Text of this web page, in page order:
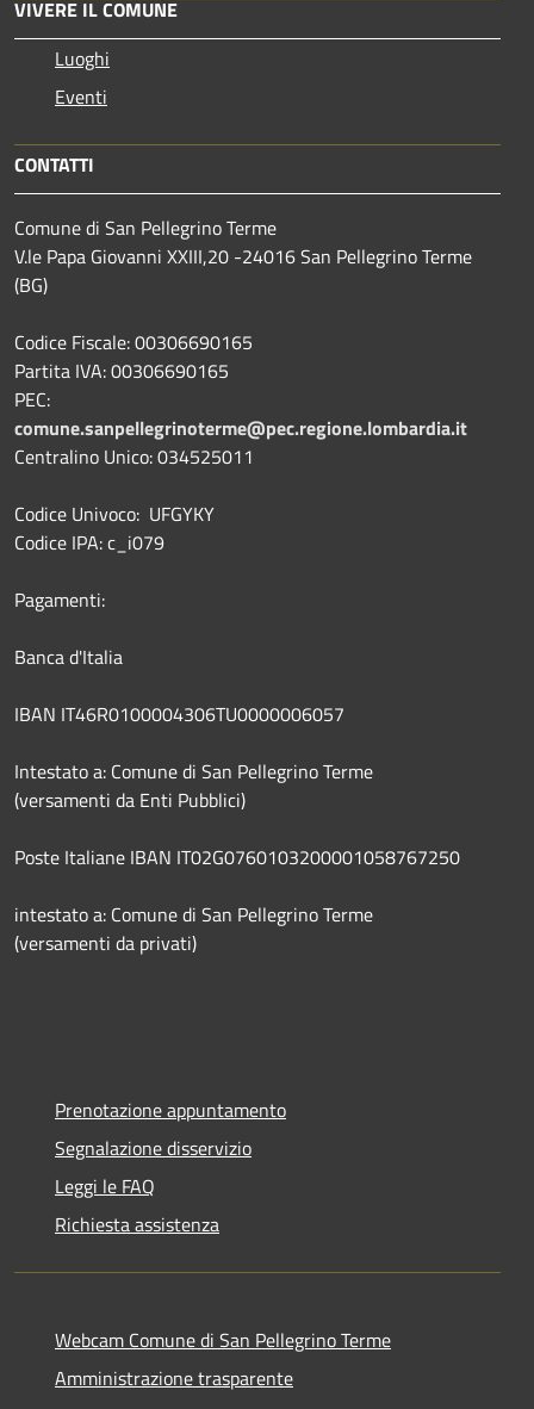
VIVERE IL COMUNE
Luoghi
Eventi
CONTATTI
Comune di San Pellegrino Terme
V.le Papa Giovanni XXIII,20 -24016 San Pellegrino Terme
(BG)
Codice Fiscale: 00306690165
Partita IVA: 00306690165
PEC:
comune.sanpellegrinoterme@pec.regione.lombardia.it
Centralino Unico: 034525011
Codice Univoco: UFGYKY
Codice IPA: c_i079
Pagamenti:
Banca d'Italia
IBAN IT46R0100004306TU0000006057
Intestato a: Comune di San Pellegrino Terme
(versamenti da Enti Pubblici)
Poste Italiane IBAN IT02G0760103200001058767250
intestato a: Comune di San Pellegrino Terme
(versamenti da privati)
Prenotazione appuntamento
Segnalazione disservizio
Leggi le FAQ
Richiesta assistenza
Webcam Comune di San Pellegrino Terme
Amministrazione trasparente